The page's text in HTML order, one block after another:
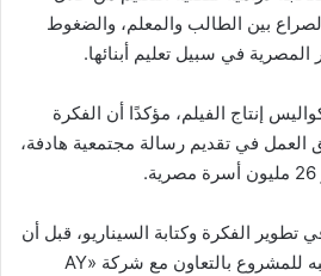
بين الطالب والمعلم، والضغوط
المصرية في سبيل تعليم أبنائها.
إنتاج الفيلم، مؤكدًا أن الفكرة
العمل في تقديم رسالة مجتمعية هادفة،
تطوير الفكرة وكتابة السيناريو، قبل أن
ينضم المخرج مصطفى طيبه للمشروع بالتعاون مع شركة «AY